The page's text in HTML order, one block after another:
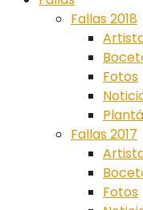
Fallas 2018
Fotos
Plantá
Fallas 2017
Fotos